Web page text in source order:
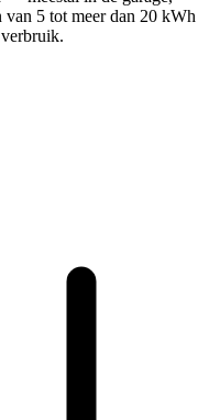
5 tot meer dan 20 kWh